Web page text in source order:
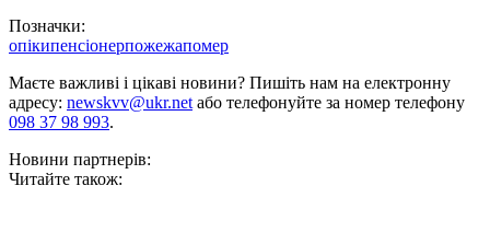
Позначки:
опікипенсіонерпожежапомер
Маєте важливі і цікаві новини? Пишіть нам на електронну
адресу: newskvv@ukr.netабо телефонуйте за номер телефону
098 37 98 993.
Новини партнерів:
Читайте також: